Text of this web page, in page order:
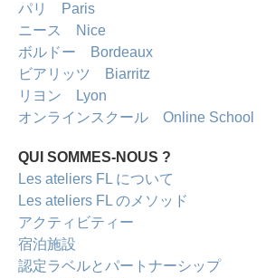
パリ Paris
ニース Nice
ボルドー Bordeaux
ビアリッツ Biarritz
リヨン Lyon
オンラインスクール Online School
QUI SOMMES-NOUS ?
Les ateliers FL について
Les ateliers FL のメソッド
アクティビティー
宿泊施設
認定ラベルとパートナーシップ